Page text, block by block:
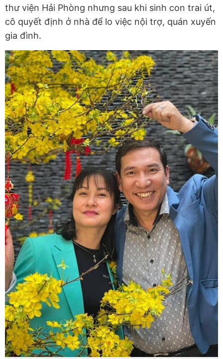
thư viện Hải Phòng nhưng sau khi sinh con trai út,
cô quyết định ở nhà để lo việc nội trợ, quán xuyến
gia đình.